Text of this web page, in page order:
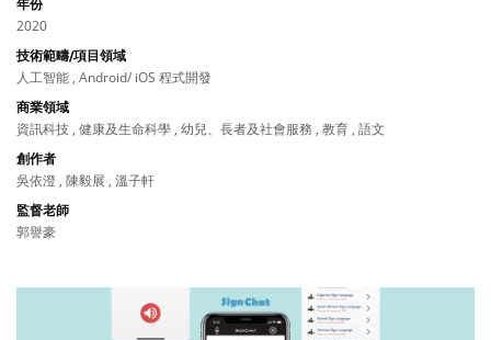
年份
2020
技術範疇/項目領域
人工智能 , Android/ iOS 程式開發
商業領域
資訊科技 , 健康及生命科學 , 幼兒、長者及社會服務 , 教育 , 語文
創作者
吳依澄 , 陳毅展 , 溫子軒
監督老師
郭譽豪